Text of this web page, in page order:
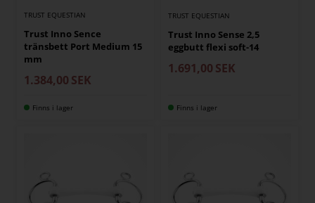
TRUST EQUESTIAN
Trust Inno Sence
tränsbett Port Medium 15
mm
1.384,00 SEK
Finns i lager
TRUST EQUESTIAN
Trust Inno Sense 2,5
eggbutt flexi soft-14
1.691,00 SEK
Finns i lager